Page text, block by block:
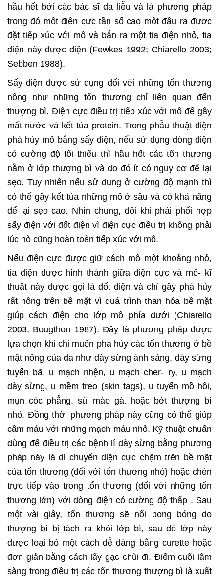
hầu hết bởi các bác sĩ da liễu và là phương pháp
trong đó một điện cực tần số cao một đầu ra được
đặt tiếp xúc với mô và bắn ra một tia điện nhỏ, tia
điện này được điện (Fewkes 1992; Chiarello 2003;
Sebben 1988).
Sấy điện được sử dụng đối với những tổn thương
nông như những tổn thương chỉ liên quan đến
thượng bì. Điện cực điều trị tiếp xúc với mô để gây
mất nước và kết tủa protein. Trong phẫu thuật điện
phá hủy mô bằng sấy điện, nếu sử dụng dòng điện
có cường độ tối thiểu thì hầu hết các tổn thương
nằm ở lớp thượng bì và do đó ít có nguy cơ để lại
sẹo. Tuy nhiên nếu sử dụng ở cường độ mạnh thì
có thể gây kết tủa những mô ở sâu và có khả năng
để lại sẹo cao. Nhìn chung, đôi khi phải phối hợp
sấy điện với đốt điện vì điện cực điều trị không phải
lúc nò cũng hoàn toàn tiếp xúc với mô.
Nếu điện cực được giữ cách mô một khoảng nhỏ,
tia điện được hình thành giữa điện cực và mô- kĩ
thuật này được gọi là đốt điện và chỉ gây phá hủy
rất nông trên bề mặt vì quá trình than hóa bề mặt
giúp cách điện cho lớp mô phía dưới (Chiarello
2003; Bougthon 1987). Đây là phương pháp được
lựa chọn khi chỉ muốn phá hủy các tổn thương ở bề
mặt nông của da như dày sừng ánh sáng, dày sừng
tuyến bã, u mạch nhện, u mạch cher- ry, u mạch
dày sừng, u mềm treo (skin tags), u tuyến mồ hôi,
mụn cóc phẳng, sùi mào gà, hoặc bớt thượng bì
nhỏ. Đồng thời phương pháp này cũng có thể giúp
cầm máu với những mạch máu nhỏ. Kỹ thuật chuẩn
dùng để điều trị các bệnh lí dày sừng bằng phương
pháp này là di chuyển điện cực chậm trên bề mặt
của tổn thương (đối với tổn thương nhỏ) hoặc chèn
trực tiếp vào trong tổn thương (đối với những tổn
thương lớn) với dòng điện có cường độ thấp . Sau
một vài giây, tổn thương sẽ nổi bong bóng do
thượng bì bị tách ra khỏi lớp bì, sau đó lớp này
được loại bỏ một cách dễ dàng bằng curette hoặc
đơn giản bằng cách lấy gạc chùi đi. Điểm cuối lâm
sàng trong điều trị các tổn thương thượng bì là xuất